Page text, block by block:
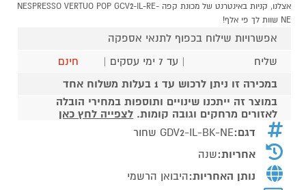
אצלנו, קניות באינטרנט של מכונת קפה NESPRESSO VERTUO POP GCV2-IL-RE-
NE שוות לך פי אלף!
אפשרויות שילוח בכפוף לתנאי אספקה
שליח
| עד 7 ימי עסקים |
חינם
במכירה זו ניתן לרכוש עד 1 בעלות משלוח אחד
במוצר זה ייתכנו שינויים ותוספות במחירי הובלה
לאזורים מרחקים וגובה קומות. לצפייה לחץ כאן
דגם:GDV2-IL-BK-NE שחור
אחריות:שנה
נותן האחריות:היבואן הרשמי